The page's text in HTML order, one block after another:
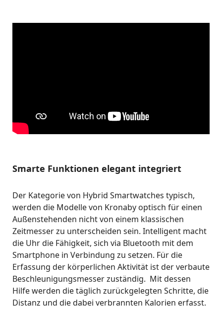
Smarte Funktionen elegant integriert
Der Kategorie von Hybrid Smartwatches typisch,
werden die Modelle von Kronaby optisch für einen
Außenstehenden nicht von einem klassischen
Zeitmesser zu unterscheiden sein. Intelligent macht
die Uhr die Fähigkeit, sich via Bluetooth mit dem
Smartphone in Verbindung zu setzen. Für die
Erfassung der körperlichen Aktivität ist der verbaute
Beschleunigungsmesser zuständig. Mit dessen
Hilfe werden die täglich zurückgelegten Schritte, die
Distanz und die dabei verbrannten Kalorien erfasst.